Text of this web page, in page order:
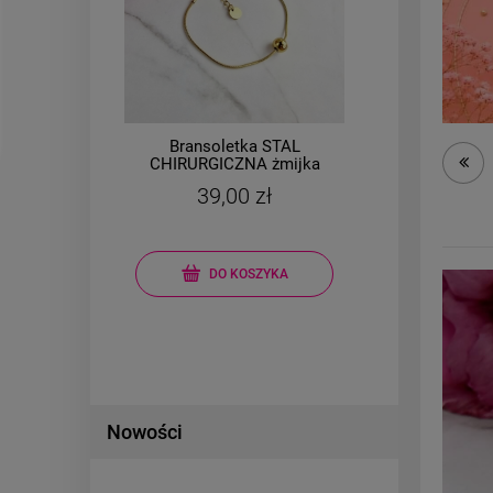
Bransoletka STAL
CHIRURGICZNA żmijka
39,00 zł
DO KOSZYKA
Nowości